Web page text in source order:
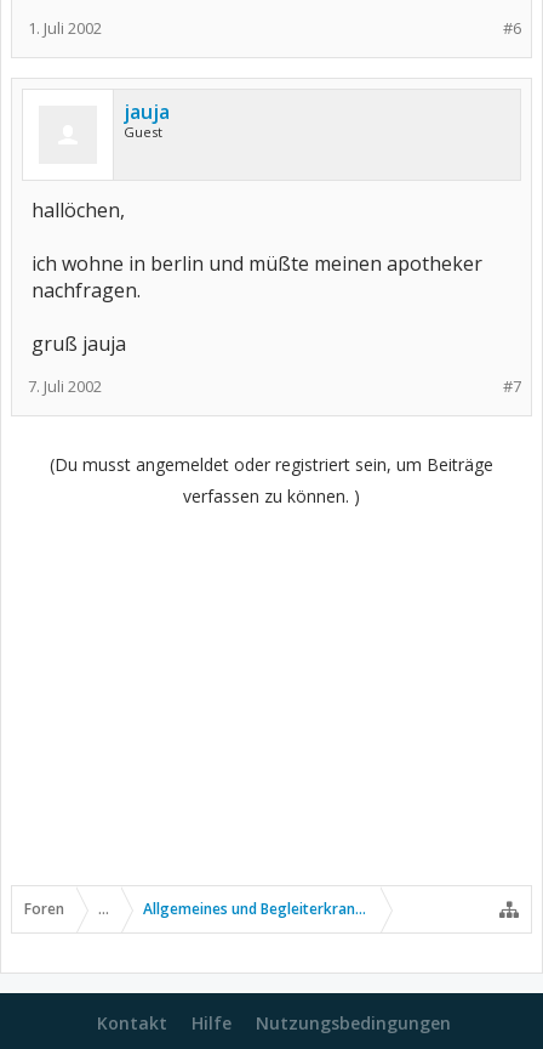
#6
1. Juli 2002
jauja
Guest
hallöchen,
ich wohne in berlin und müßte meinen apotheker
nachfragen.
gruß jauja
#7
7. Juli 2002
(Du musst angemeldet oder registriert sein, um Beiträge
verfassen zu können. )
Foren ... Allgemeines und Begleiterkrankungen
Kontakt Hilfe Nutzungsbedingungen